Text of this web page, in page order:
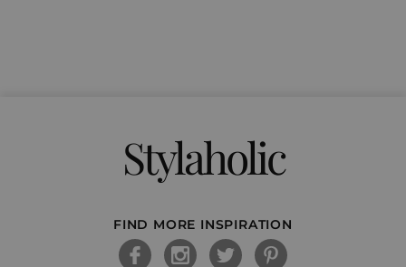
Stylaholic
FIND MORE INSPIRATION